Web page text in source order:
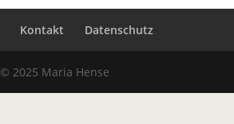
Kontakt Datenschutz
© 2025 Maria Hense